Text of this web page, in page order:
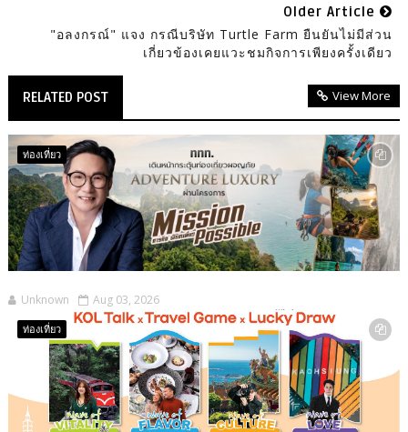
Older Article
"อลงกรณ์" แจง กรณีบริษัท Turtle Farm ยืนยันไม่มีส่วน
เกี่ยวข้องเคยแวะชมกิจการเพียงครั้งเดียว
RELATED POST View More
ท่องเที่ยว
Unknown Aug 03, 2026
ท่องเที่ยว